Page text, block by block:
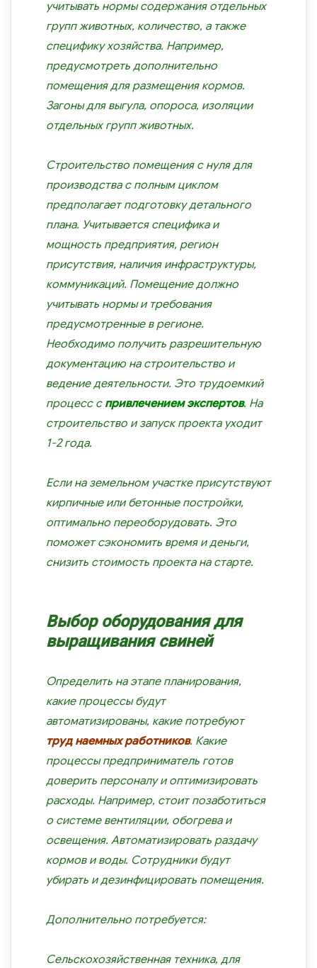
учитывать нормы содержания отдельных
групп животных, количество, а также
специфику хозяйства. Например,
предусмотреть дополнительно
помещения для размещения кормов.
Загоны для выгула, опороса, изоляции
отдельных групп животных.
Строительство помещения с нуля для
производства с полным циклом
предполагает подготовку детального
плана. Учитывается специфика и
мощность предприятия, регион
присутствия, наличия инфраструктуры,
коммуникаций. Помещение должно
учитывать нормы и требования
предусмотренные в регионе.
Необходимо получить разрешительную
документацию на строительство и
ведение деятельности. Это трудоемкий
процесс с привлечением экспертов. На
строительство и запуск проекта уходит
1-2 года.
Если на земельном участке присутствуют
кирпичные или бетонные постройки,
оптимально переоборудовать. Это
поможет сэкономить время и деньги,
снизить стоимость проекта на старте.
Выбор оборудования для
выращивания свиней
Определить на этапе планирования,
какие процессы будут
автоматизированы, какие потребуют
труд наемных работников. Какие
процессы предприниматель готов
доверить персоналу и оптимизировать
расходы. Например, стоит позаботиться
о системе вентиляции, обогрева и
освещения. Автоматизировать раздачу
кормов и воды. Сотрудники будут
убирать и дезинфицировать помещения.
Дополнительно потребуется:
Сельскохозяйственная техника, для